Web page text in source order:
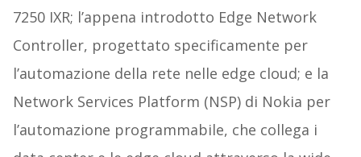
7250 IXR; l’appena introdotto Edge Network
Controller, progettato specificamente per
l’automazione della rete nelle edge cloud; e la
Network Services Platform (NSP) di Nokia per
l’automazione programmabile, che collega i